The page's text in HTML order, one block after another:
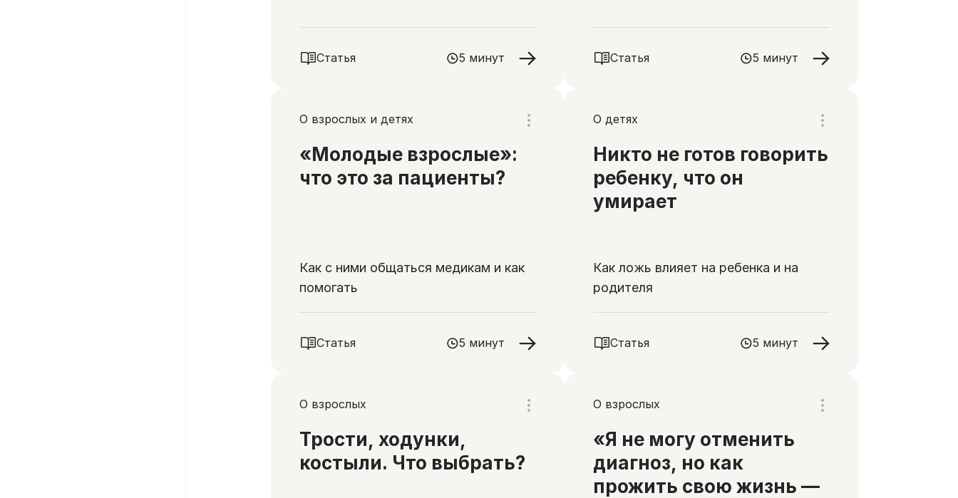
Статья 5 минут Статья 5 минут
О взрослых и детях
«Молодые взрослые»:
что это за пациенты?
Как с ними общаться медикам и как
помогать
Статья 5 минут
О детях
Никто не готов говорить
ребенку, что он
умирает
Как ложь влияет на ребенка и на
родителя
Статья 5 минут
О взрослых
Трости, ходунки,
костыли. Что выбрать?
О взрослых
«Я не могу отменить
диагноз, но как
прожить свою жизнь —